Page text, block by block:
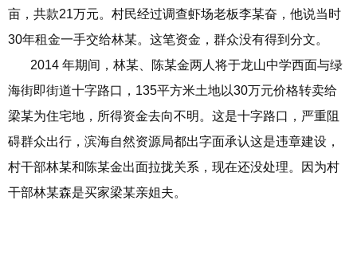
亩，共款21万元。村民经过调查虾场老板李某奋，他说当时
30年租金一手交给林某。这笔资金，群众没有得到分文。
2014 年期间，林某、陈某金两人将于龙山中学西面与绿
海街即街道十字路口，135平方米土地以30万元价格转卖给
梁某为住宅地，所得资金去向不明。这是十字路口，严重阻
碍群众出行，滨海自然资源局都出字面承认这是违章建设，
村干部林某和陈某金出面拉拢关系，现在还没处理。因为村
干部林某森是买家梁某亲姐夫。